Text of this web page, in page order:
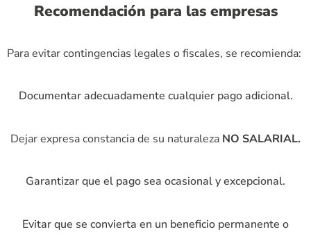
Recomendación para las empresas
Para evitar contingencias legales o fiscales, se recomienda:
Documentar adecuadamente cualquier pago adicional.
Dejar expresa constancia de su naturaleza NO SALARIAL.
Garantizar que el pago sea ocasional y excepcional.
Evitar que se convierta en un beneficio permanente o